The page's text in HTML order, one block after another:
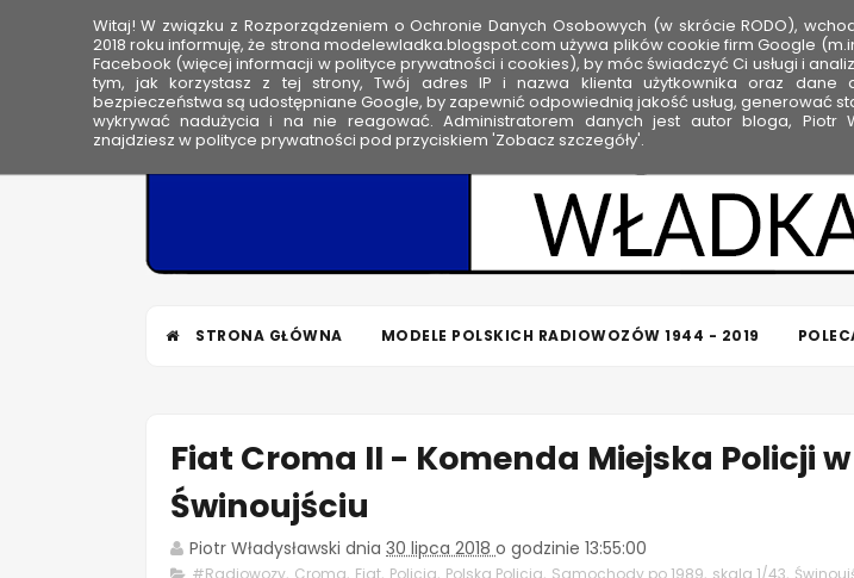
HOME
M
o
d
e
STRONA GŁÓWNA MODELE POLSKICH RADIOWOZÓW 1944 - 2019
Fiat Croma II - Komenda Miejska Policji w
Świnoujściu
Piotr Władysławski dnia 30 lipca 2018o godzinie 13:55:00
#Radiowozy, Croma, Fiat, Policja, Polska Policja, Samochody po 1989, skala 1/43,
Witaj! W związku z Rozporządzeniem o Ochronie Danych Osobowych (w skrócie RODO),
2018 roku informuję, że strona modelewladka.blogspot.com używa plików cookie firm Google
Facebook (więcej informacji w polityce prywatności i cookies), by móc świadczyć Ci usługi i
tym, jak korzystasz z tej strony, Twój adres IP i nazwa klienta użytkownika oraz dane
bezpieczeństwa są udostępniane Google, by zapewnić odpowiednią jakość usług, generować
wykrywać nadużycia i na nie reagować. Administratorem danych jest autor bloga, Piotr
znajdziesz w polityce prywatności pod przyciskiem 'Zobacz szczegóły'.